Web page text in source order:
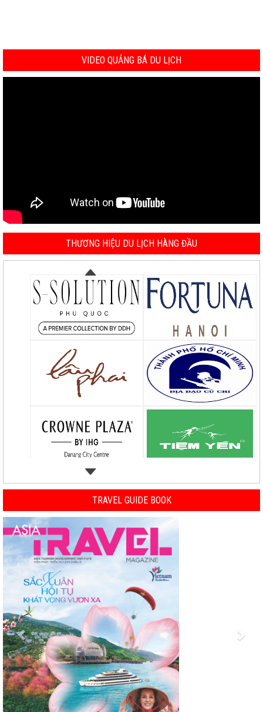
VIDEO QUẢNG BÁ DU LỊCH
THƯƠNG HIỆU DU LỊCH HÀNG ĐẦU
TRAVEL GUIDE BOOK
Previous